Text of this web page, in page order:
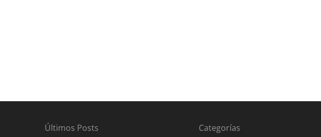
Últimos Posts Categorías